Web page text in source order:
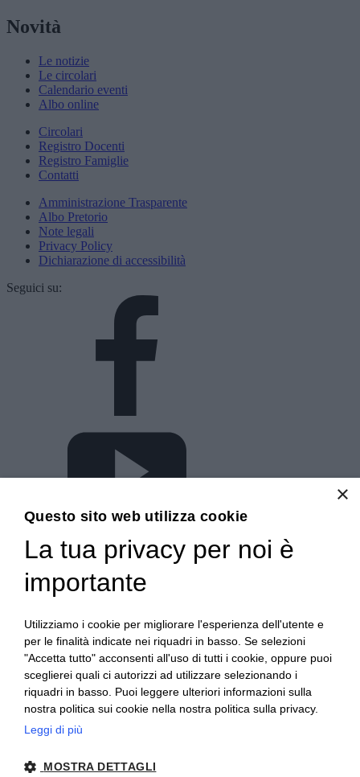
Novità
Le notizie
Le circolari
Calendario eventi
Albo online
Circolari
Registro Docenti
Registro Famiglie
Contatti
Amministrazione Trasparente
Albo Pretorio
Note legali
Privacy Policy
Dichiarazione di accessibilità
Seguici su:
Indirizzo:Corso Novara, 65 - Torino
0112482089
Email:tori04000l@istruzione.it
Posta elettronica certificata (PEC):
Codice fiscale: 80091230013
×
Questo sito web utilizza cookie
La tua privacy per noi è
importante
Utilizziamo i cookie per migliorare l'esperienza dell'utente e
per le finalità indicate nei riquadri in basso. Se selezioni
"Accetta tutto" acconsenti all'uso di tutti i cookie, oppure puoi
sceglierei quali ci autorizzi ad utilizzare selezionando i
riquadri in basso. Puoi leggere ulteriori informazioni sulla
nostra politica sui cookie nella nostra politica sulla privacy.
Leggi di più
MOSTRA DETTAGLI